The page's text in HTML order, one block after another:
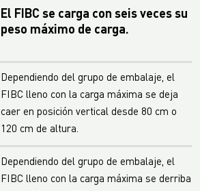
El FIBC se carga con seis veces su
peso máximo de carga.
Dependiendo del grupo de embalaje, el
FIBC lleno con la carga máxima se deja
caer en posición vertical desde 80 cm o
120 cm de altura.
Dependiendo del grupo de embalaje, el
FIBC lleno con la carga máxima se derriba